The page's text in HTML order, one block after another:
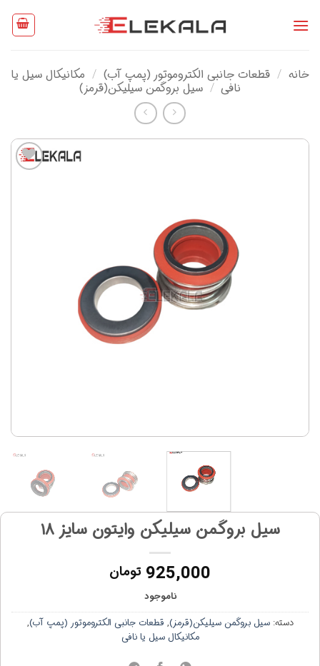
خانه / قطعات جانبی الکتروموتور (پمپ آب) / مکانیکال سیل یا
نافی / سیل بروگمن سیلیکن(قرمز)
سیل بروگمن سیلیکن وایتون سایز ۱۸
925,000 تومان
ناموجود
دسته:سیل بروگمن سیلیکن(قرمز), قطعات جانبی الکتروموتور (پمپ آب),
مکانیکال سیل یا نافی